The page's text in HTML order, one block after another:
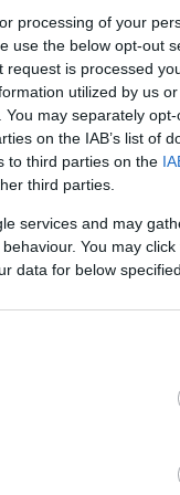
processing of your
use the below opt-out
is processed
utilized by us
may separately
on the IAB’s list of
to third parties on the
third parties.
services and may
You may
data for below
egyéb
a